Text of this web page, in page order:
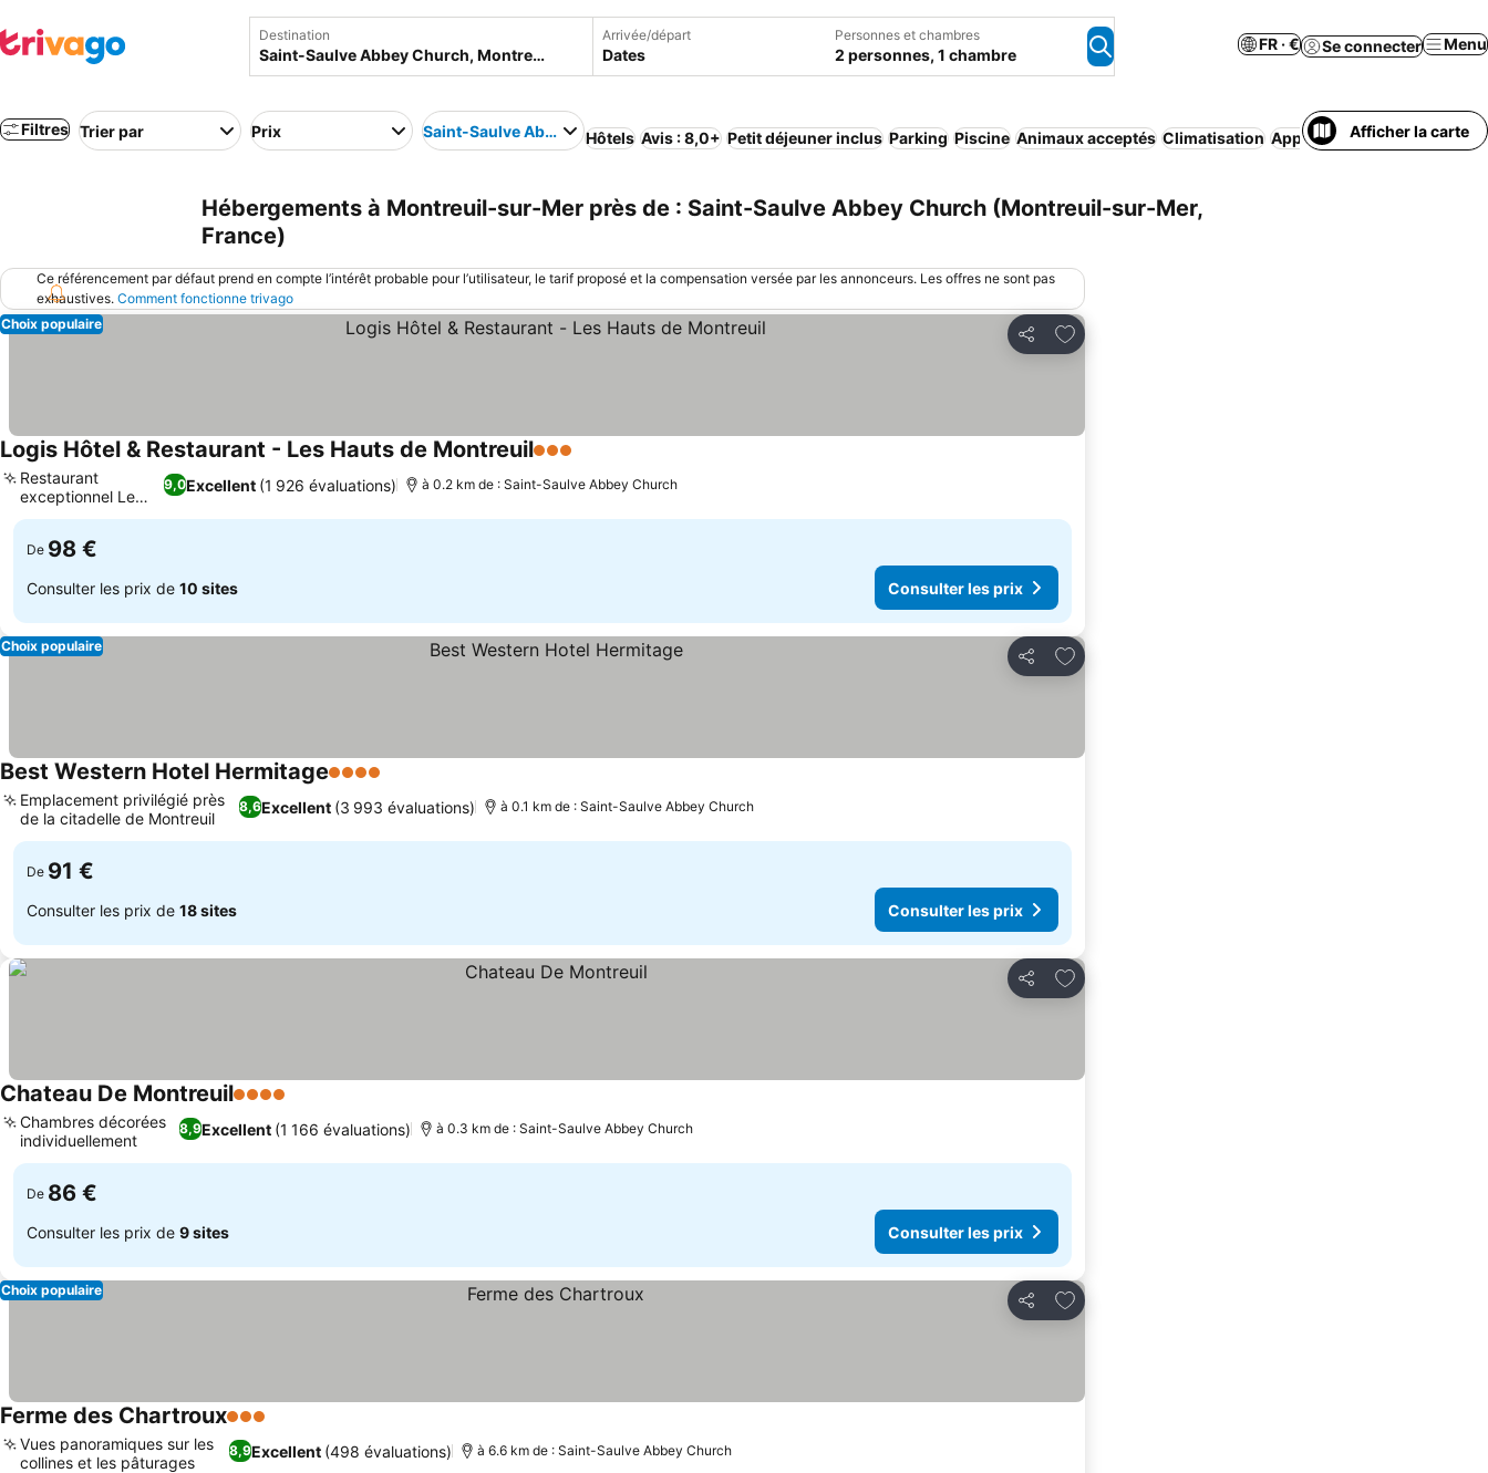
Destination Arrivée/départ
Dates
Personnes et chambres
2 personnes, 1 chambre
FR · € Se connecter Menu
Filtres Trier par Prix Saint-Saulve Abbey Church
Hôtels Avis : 8,0+ Petit déjeuner inclus Parking Piscine Animaux acceptés Climatisation Appart’hôtel Bed &
Afficher la carte
Hébergements à Montreuil-sur-Mer près de : Saint-Saulve Abbey Church (Montreuil-sur-Mer,
France)
Ce référencement par défaut prend en compte l’intérêt probable pour l’utilisateur, le tarif proposé et la compensation versée par les annonceurs. Les offres ne sont pas
exhaustives. Comment fonctionne trivago
Partager
Ajouter à mes favoris
Choix populaire
Logis Hôtel & Restaurant - Les Hauts de Montreuil3 Étoiles
9,0Excellent (1 926 évaluations)
Restaurant
exceptionnel Le
Patio
à 0.2 km de : Saint-Saulve Abbey Church
De 98 €
Consulter les prix de 10 sites Consulter les prix
Partager
Ajouter à mes favoris
Choix populaire
Best Western Hotel Hermitage4 Étoiles
8,6Excellent (3 993 évaluations)
Emplacement privilégié près
de la citadelle de Montreuil
à 0.1 km de : Saint-Saulve Abbey Church
De 91 €
Consulter les prix de 18 sites Consulter les prix
Partager
Ajouter à mes favoris
Chateau De Montreuil4 Étoiles
8,9Excellent (1 166 évaluations)
Chambres décorées
individuellement
à 0.3 km de : Saint-Saulve Abbey Church
De 86 €
Consulter les prix de 9 sites Consulter les prix
Partager
Ajouter à mes favoris
Choix populaire
Ferme des Chartroux3 Étoiles
8,9Excellent (498 évaluations)
Vues panoramiques sur les
collines et les pâturages
à 6.6 km de : Saint-Saulve Abbey Church